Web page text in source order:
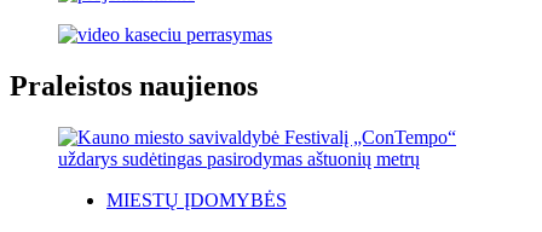
Praleistos naujienos
MIESTŲ ĮDOMYBĖS